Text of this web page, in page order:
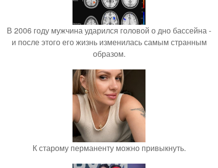
В 2006 году мужчина ударился головой о дно бассейна -
и после этого его жизнь изменилась самым странным
образом.
К старому перманенту можно привыкнуть.